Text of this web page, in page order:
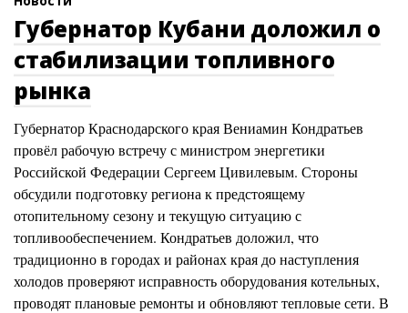
Губернатор Кубани доложил о
стабилизации топливного
рынка
Губернатор Краснодарского края Вениамин Кондратьев
провёл рабочую встречу с министром энергетики
Российской Федерации Сергеем Цивилевым. Стороны
обсудили подготовку региона к предстоящему
отопительному сезону и текущую ситуацию с
топливообеспечением. Кондратьев доложил, что
традиционно в городах и районах края до наступления
холодов проверяют исправность оборудования котельных,
проводят плановые ремонты и обновляют тепловые сети. В